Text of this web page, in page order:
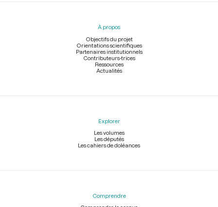
À propos
Objectifs du projet
Orientations scientifiques
Partenaires institutionnels
Contributeurs-trices
Ressources
Actualités
Explorer
Les volumes
Les députés
Les cahiers de doléances
Comprendre